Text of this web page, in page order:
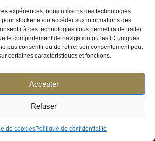
expériences, nous utilisons des technologies
stocker et/ou accéder aux informations des
à ces technologies nous permettra de traiter
le comportement de navigation ou les ID uniques
pas consentir ou de retirer son consentement peut
certaines caractéristiques et fonctions.
Accepter
Refuser
de cookiesPolitique de confidentialité
TOUS DROITS RESERVES